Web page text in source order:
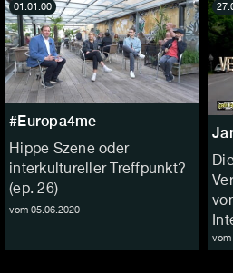
#Europa4me
Hippe Szene oder
interkultureller Treffpunkt?
(ep. 26)
vom 05.06.2020
01:01:00
vom